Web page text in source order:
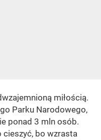
miłością.
Parku Narodowego,
ponad 3 mln osób.
cieszyć, bo wzrasta